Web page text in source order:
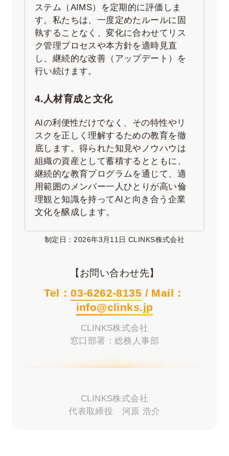
ステム（AIMS）を定期的に評価しま
す。私たちは、一度定めたルールに固
執することなく、変化に合わせてリス
ク管理プロセスや本方針を適時見直
し、継続的な改善（アップデート）を
行い続けます。
4.人材育成と文化
AIの利便性だけでなく、その特性やリ
スクを正しく理解するための教育を徹
底します。得られた知見やノウハウは
組織の資産として蓄積するとともに、
継続的な教育プログラムを通じて、適
用範囲のメンバー一人ひとりが高い倫
理観と知識を持ってAIと向き合う企業
文化を醸成します。
制定日：2026年3月11日 CLINKS株式会社
【お問い合わせ先】
Tel：03-6262-8135 / Mail：
info@clinks.jp
CLINKS株式会社
窓口部署：総務人事部
CLINKS株式会社
代表取締役 河原 浩介